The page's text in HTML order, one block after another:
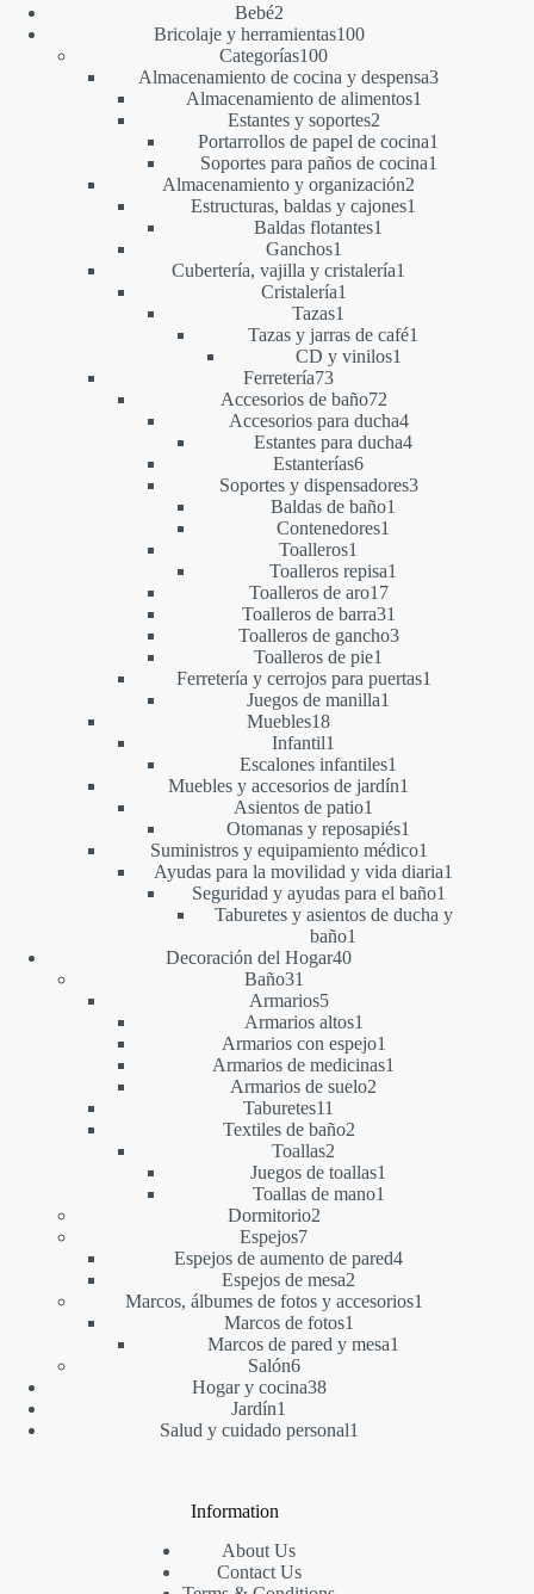
Bebé22
productos
Bricolaje y herramientas100100
Categorías100100
productos
Almacenamiento de cocina y despensa33
Almacenamiento de alimentos1
Estantes y soportes22
productos
Portarrollos de papel de cocina1
Soportes para paños de cocina1
Almacenamiento y organización2
Estructuras, baldas y cajones1
Baldas flotantes1
Ganchos1
producto
Cubertería, vajilla y cristalería1
Cristalería1
Tazas1
producto
Tazas y jarras de café1
CD y vinilos1
Ferretería7373
productos
Accesorios de baño7272
productos
Accesorios para ducha44
productos
Estantes para ducha44
Estanterías66
productos
Soportes y dispensadores33
Baldas de baño1
Contenedores1
Toalleros1
producto
Toalleros repisa1
Toalleros de aro1717
productos
Toalleros de barra31
productos
Toalleros de gancho33
Toalleros de pie1
producto
Ferretería y cerrojos para puertas1
Juegos de manilla1
Muebles1818
productos
Infantil1
producto
Escalones infantiles1
producto
Muebles y accesorios de jardín1
Asientos de patio1
producto
Otomanas y reposapiés1
producto
Suministros y equipamiento médico1
producto
Ayudas para la movilidad y vida diaria1
Seguridad y ayudas para el baño1
producto
Taburetes y asientos de ducha y
baño1
Decoración del Hogar4040
Baño31
productos
Armarios55
productos
Armarios altos1
producto
Armarios con espejo1
producto
Armarios de medicinas1
Armarios de suelo2
Taburetes11
productos
Textiles de baño22
Toallas2
productos
Juegos de toallas1
Toallas de mano1
Dormitorio22
Espejos77
productos
Espejos de aumento de pared44
Espejos de mesa2
productos
Marcos, álbumes de fotos y accesorios1
Marcos de fotos1
producto
Marcos de pared y mesa1
Salón66
productos
Hogar y cocina3838
Jardín1
producto
Salud y cuidado personal1
Information
About Us
Contact Us